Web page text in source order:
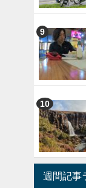
週間記事